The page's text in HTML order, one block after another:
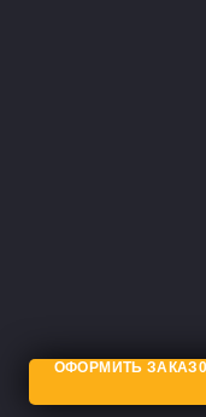
ОФОРМИТЬ ЗАКАЗ0